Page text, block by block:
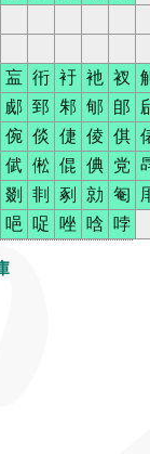
衁 衎 衧 衪 衩
郕 郅 邾 郇 郋
倇 倓 倢 倰 倛
倵 倯 倱 倎 党
剟 剕 剢 勍 匎
唈 哫 唑 唅 哱